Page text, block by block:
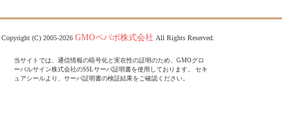
Copyright (C) 2005-2026 GMOペパボ株式会社 All Rights Reserved.
当サイトでは、通信情報の暗号化と実在性の証明のため、GMOグロ
ーバルサイン株式会社のSSLサーバ証明書を使用しております。 セキ
ュアシールより、サーバ証明書の検証結果をご確認ください。